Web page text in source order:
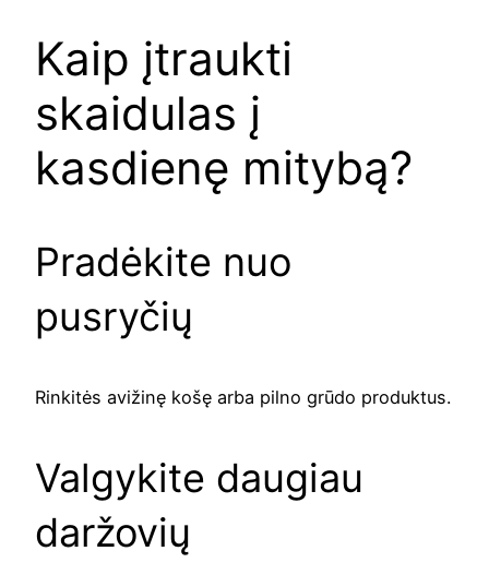
Kaip įtraukti
skaidulas į
kasdienę mitybą?
Pradėkite nuo
pusryčių
Rinkitės avižinę košę arba pilno grūdo produktus.
Valgykite daugiau
daržovių